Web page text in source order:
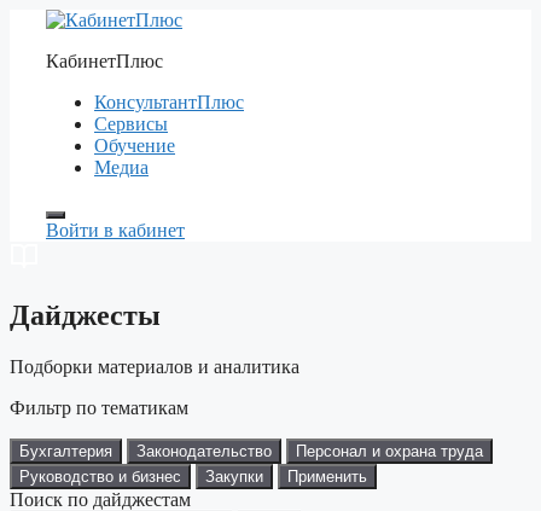
Перейти
содержимому
КабинетПлюс
КонсультантПлюс
Сервисы
Обучение
Медиа
Войти в кабинет
Дайджесты
Подборки материалов и аналитика
Фильтр по тематикам
Бухгалтерия Законодательство
Персонал и охрана труда
Руководство и бизнес
Закупки Применить
Поиск по дайджестам